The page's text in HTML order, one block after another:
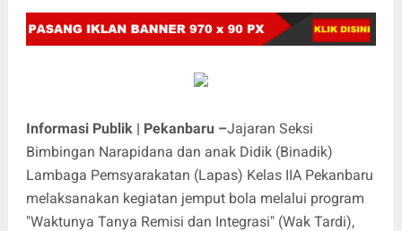
Informasi Publik | Pekanbaru –Jajaran Seksi
Bimbingan Narapidana dan anak Didik (Binadik)
Lambaga Pemsyarakatan (Lapas) Kelas IIA Pekanbaru
melaksanakan kegiatan jemput bola melalui program
"Waktunya Tanya Remisi dan Integrasi" (Wak Tardi),